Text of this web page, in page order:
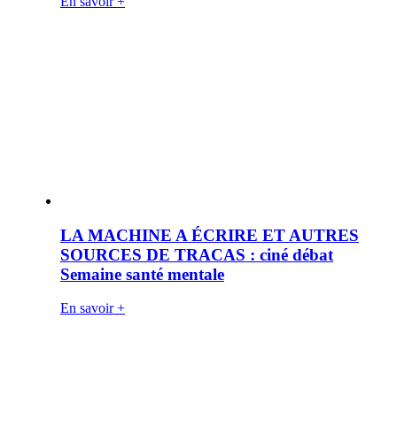
LA MACHINE A ÉCRIRE ET AUTRES
SOURCES DE TRACAS : ciné débat
Semaine santé mentale
En savoir +